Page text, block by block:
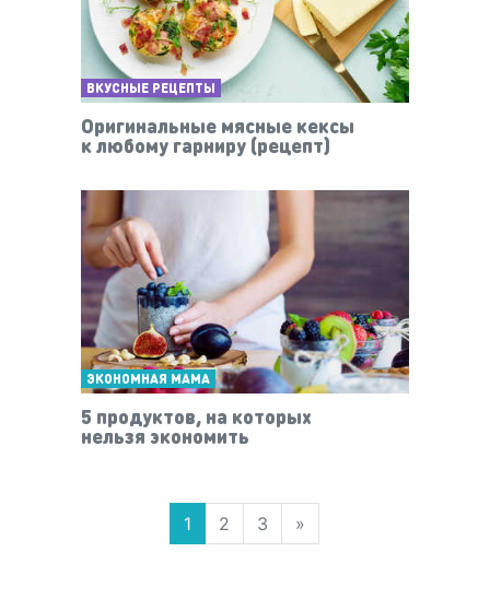
ВКУСНЫЕ РЕЦЕПТЫ
Оригинальные мясные кексы
к любому гарниру (рецепт)
ЭКОНОМНАЯ МАМА
5 продуктов, на которых
нельзя экономить
1 2 3 »